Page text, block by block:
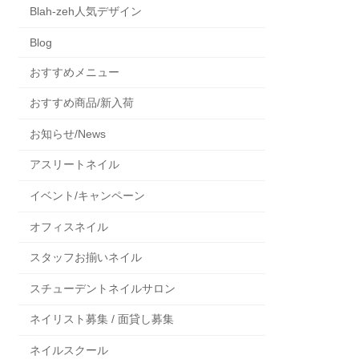
Blah-zeh人気デザイン
Blog
おすすめメニュー
おすすめ商品/新入荷
お知らせ/News
アスリートネイル
イベント/キャンペーン
オフィスネイル
スタッフお揃いネイル
スチューデントネイルサロン
ネイリスト募集 / 面貸し募集
ネイルスクール